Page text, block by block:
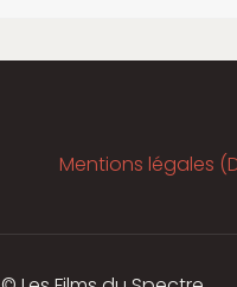
Mentions légales